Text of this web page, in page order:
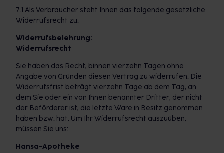
7.1 Als Verbraucher steht Ihnen das folgende gesetzliche
Widerrufsrecht zu:
Widerrufsbelehrung:
Widerrufsrecht
Sie haben das Recht, binnen vierzehn Tagen ohne
Angabe von Gründen diesen Vertrag zu widerrufen. Die
Widerrufsfrist beträgt vierzehn Tage ab dem Tag, an
dem Sie oder ein von Ihnen benannter Dritter, der nicht
der Beförderer ist, die letzte Ware in Besitz genommen
haben bzw. hat. Um Ihr Widerrufsrecht auszuüben,
müssen Sie uns:
Hansa-Apotheke